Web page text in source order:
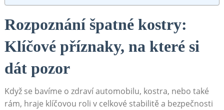
Rozpoznání špatné kostry:
Klíčové příznaky, na které si
dát pozor
Když se bavíme o zdraví automobilu, kostra, nebo také
rám, hraje klíčovou roli v celkové stabilitě a bezpečnosti